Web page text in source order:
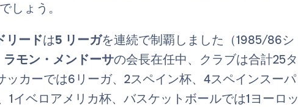
しょう。
リードは5 リーガを連続で制覇しました（1985/86シ
ラモン・メンドーサの会長在任中、クラブは合計25タ
カーでは6リーガ、2スペイン杯、4スペインスーパ
1イベロアメリカ杯、バスケットボールでは1ヨーロッ